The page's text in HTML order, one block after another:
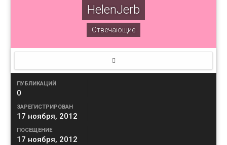
HelenJerb
Отвечающие
ПУБЛИКАЦИЙ
0
ЗАРЕГИСТРИРОВАН
17 ноября, 2012
ПОСЕЩЕНИЕ
17 ноября, 2012